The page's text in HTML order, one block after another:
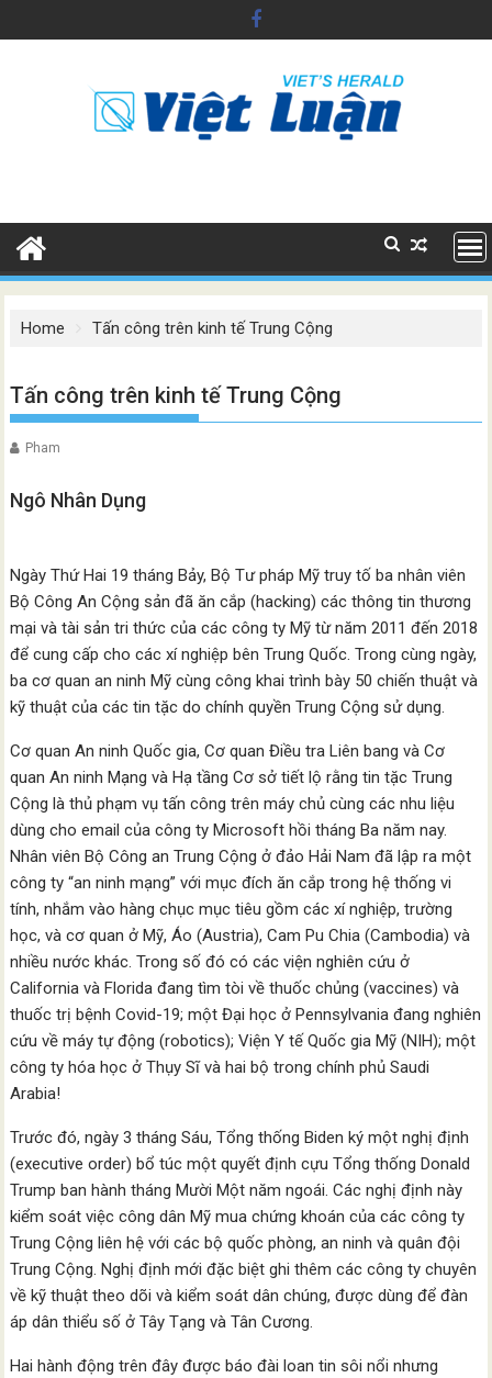
to
Home Tấn công trên kinh tế Trung Cộng
Tấn công trên kinh tế Trung Cộng
Pham
Ngô Nhân Dụng
Ngày Thứ Hai 19 tháng Bảy, Bộ Tư pháp Mỹ truy tố ba nhân viên
Bộ Công An Cộng sản đã ăn cắp (hacking) các thông tin thương
mại và tài sản tri thức của các công ty Mỹ từ năm 2011 đến 2018
để cung cấp cho các xí nghiệp bên Trung Quốc. Trong cùng ngày,
ba cơ quan an ninh Mỹ cùng công khai trình bày 50 chiến thuật và
kỹ thuật của các tin tặc do chính quyền Trung Cộng sử dụng.
Cơ quan An ninh Quốc gia, Cơ quan Điều tra Liên bang và Cơ
quan An ninh Mạng và Hạ tầng Cơ sở tiết lộ rằng tin tặc Trung
Cộng là thủ phạm vụ tấn công trên máy chủ cùng các nhu liệu
dùng cho email của công ty Microsoft hồi tháng Ba năm nay.
Nhân viên Bộ Công an Trung Cộng ở đảo Hải Nam đã lập ra một
công ty “an ninh mạng” với mục đích ăn cắp trong hệ thống vi
tính, nhắm vào hàng chục mục tiêu gồm các xí nghiệp, trường
học, và cơ quan ở Mỹ, Áo (Austria), Cam Pu Chia (Cambodia) và
nhiều nước khác. Trong số đó có các viện nghiên cứu ở
California và Florida đang tìm tòi về thuốc chủng (vaccines) và
thuốc trị bệnh Covid-19; một Đại học ở Pennsylvania đang nghiên
cứu về máy tự động (robotics); Viện Y tế Quốc gia Mỹ (NIH); một
công ty hóa học ở Thụy Sĩ và hai bộ trong chính phủ Saudi
Arabia!
Trước đó, ngày 3 tháng Sáu, Tổng thống Biden ký một nghị định
(executive order) bổ túc một quyết định cựu Tổng thống Donald
Trump ban hành tháng Mười Một năm ngoái. Các nghị định này
kiểm soát việc công dân Mỹ mua chứng khoán của các công ty
Trung Cộng liên hệ với các bộ quốc phòng, an ninh và quân đội
Trung Cộng. Nghị định mới đặc biệt ghi thêm các công ty chuyên
về kỹ thuật theo dõi và kiểm soát dân chúng, được dùng để đàn
áp dân thiểu số ở Tây Tạng và Tân Cương.
Hai hành động trên đây được báo đài loan tin sôi nổi nhưng